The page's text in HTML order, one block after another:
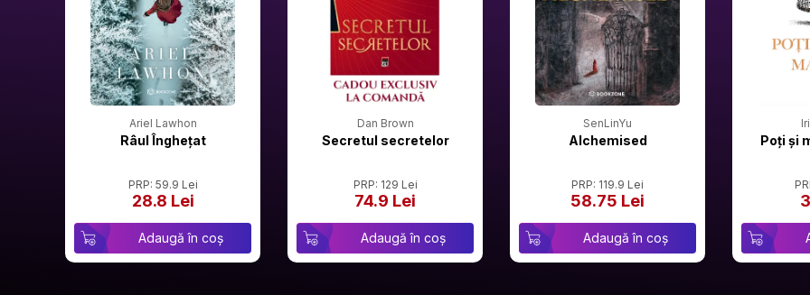
Ariel Lawhon
Râul Înghețat
PRP: 59.9 Lei
28.8 Lei
Adaugă în coș
Dan Brown
Secretul secretelor
PRP: 129 Lei
74.9 Lei
Adaugă în coș
SenLinYu
Alchemised
PRP: 119.9 Lei
58.75 Lei
Adaugă în coș
Poți și